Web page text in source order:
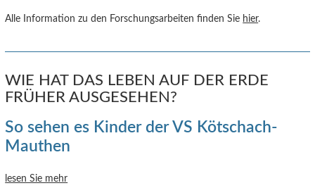
Alle Information zu den Forschungsarbeiten finden Sie hier.
WIE HAT DAS LEBEN AUF DER ERDE
FRÜHER AUSGESEHEN?
So sehen es Kinder der VS Kötschach-
Mauthen
lesen Sie mehr